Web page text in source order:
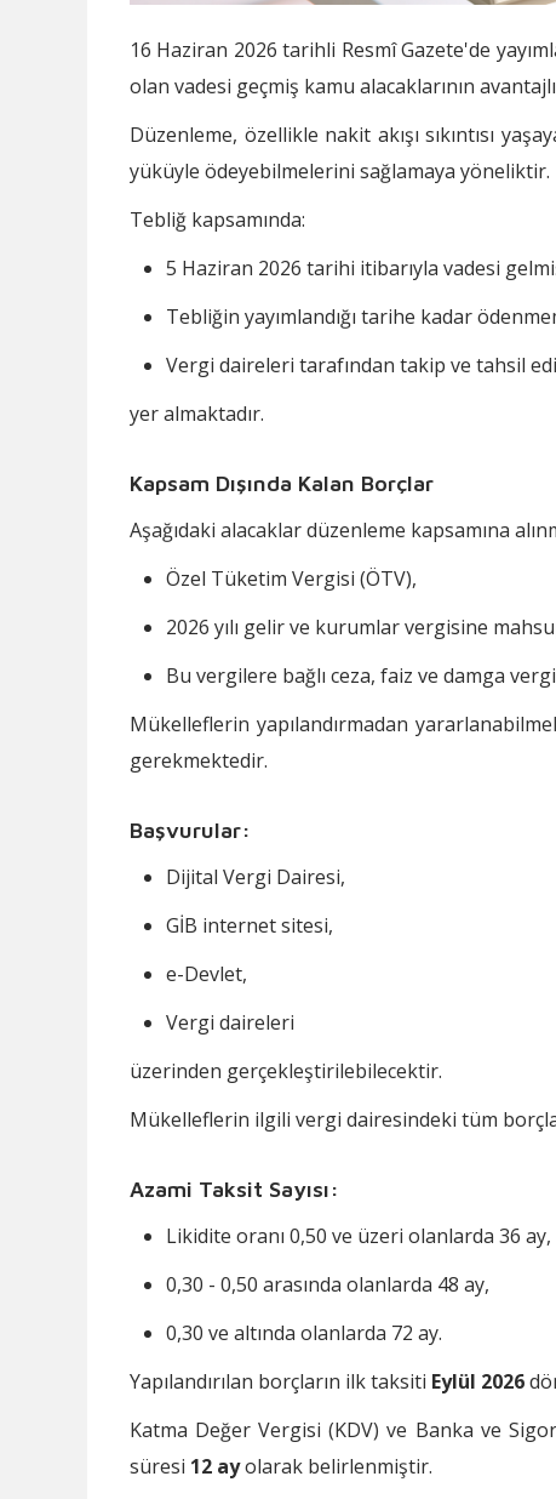
16 Haziran 2026 tarihli Resmî Gazete'de
olan vadesi geçmiş kamu alacaklarının
Düzenleme, özellikle nakit akışı sıkıntısı
yüküyle ödeyebilmelerini sağlamaya yöneliktir.
Tebliğ kapsamında:
5 Haziran 2026 tarihi itibarıyla vadesi
Tebliğin yayımlandığı tarihe kadar
Vergi daireleri tarafından takip ve tahsil
yer almaktadır.
Kapsam Dışında Kalan Borçlar
Aşağıdaki alacaklar düzenleme kapsamına
Özel Tüketim Vergisi (ÖTV),
2026 yılı gelir ve kurumlar vergisine
Bu vergilere bağlı ceza, faiz ve damga
Mükelleflerin yapılandırmadan
gerekmektedir.
Başvurular:
Dijital Vergi Dairesi,
GİB internet sitesi,
e-Devlet,
Vergi daireleri
üzerinden gerçekleştirilebilecektir.
Mükelleflerin ilgili vergi dairesindeki tüm
Azami Taksit Sayısı:
Likidite oranı 0,50 ve üzeri olanlarda 36 ay,
0,30 - 0,50 arasında olanlarda 48 ay,
0,30 ve altında olanlarda 72 ay.
Yapılandırılan borçların ilk taksiti Eylül 2026
Katma Değer Vergisi (KDV) ve Banka ve
süresi 12 ayolarak belirlenmiştir.